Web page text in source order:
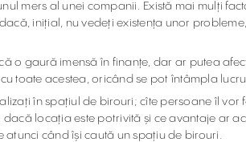
mers al unei companii. Există mai mulți
inițial, nu vedeți existența unor
o gaură imensă în finanțe, dar ar putea
toate acestea, oricând se pot întâmpla
în spațiul de birouri; cîte persoane îl
locația este potrivită și ce avantaje ar
atunci când își caută un spațiu de birouri.